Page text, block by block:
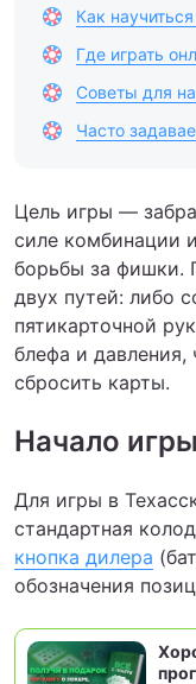
Как
Где играть
Советы для
Часто
Цель игры —
силе комбинации
борьбы за фишки.
двух путей: либо
пятикарточной
блефа и давления,
сбросить карты.
Начало игры
Для игры в
стандартная
кнопка дилера
обозначения